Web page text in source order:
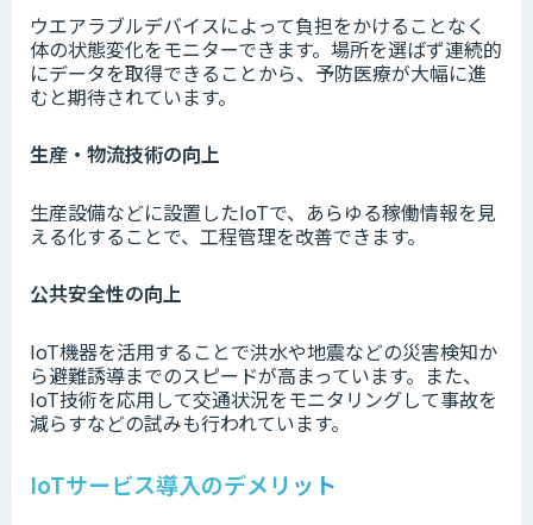
ウエアラブルデバイスによって負担をかけることなく
体の状態変化をモニターできます。場所を選ばず連続的
にデータを取得できることから、予防医療が大幅に進
むと期待されています。
生産・物流技術の向上
生産設備などに設置したIoTで、あらゆる稼働情報を見
える化することで、工程管理を改善できます。
公共安全性の向上
IoT機器を活用することで洪水や地震などの災害検知か
ら避難誘導までのスピードが高まっています。また、
IoT技術を応用して交通状況をモニタリングして事故を
減らすなどの試みも行われています。
IoTサービス導入のデメリット